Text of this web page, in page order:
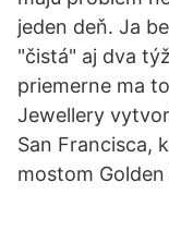
jeden deň. Ja
"čistá" aj dva
priemerne ma
Jewellery
San Francisca,
mostom